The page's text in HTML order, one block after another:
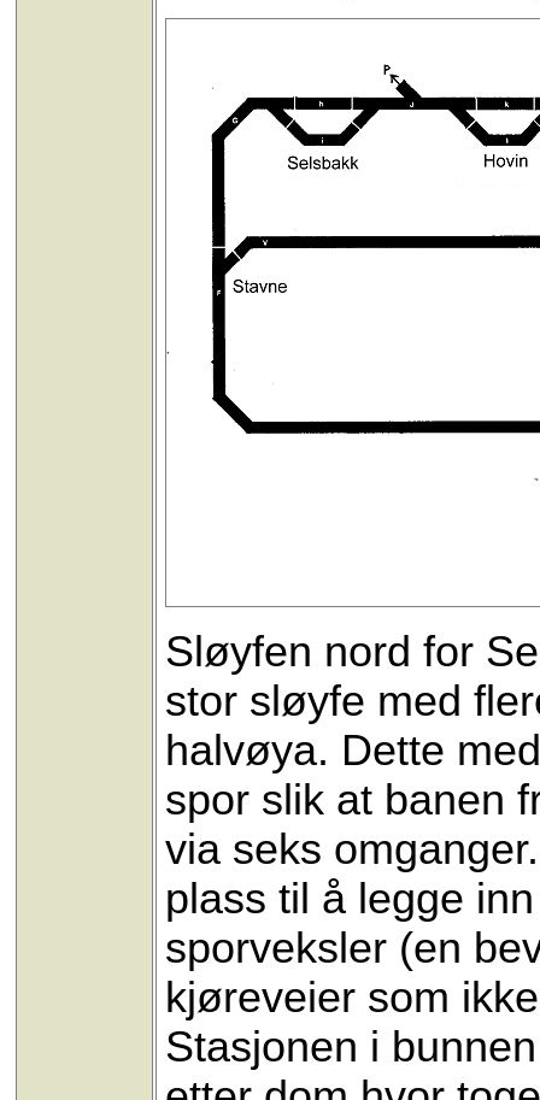
Sløyfen nord for
stor sløyfe med
halvøya. Dette
spor slik at banen
via seks
plass til å legge
sporveksler (en
kjøreveier som
Stasjonen i